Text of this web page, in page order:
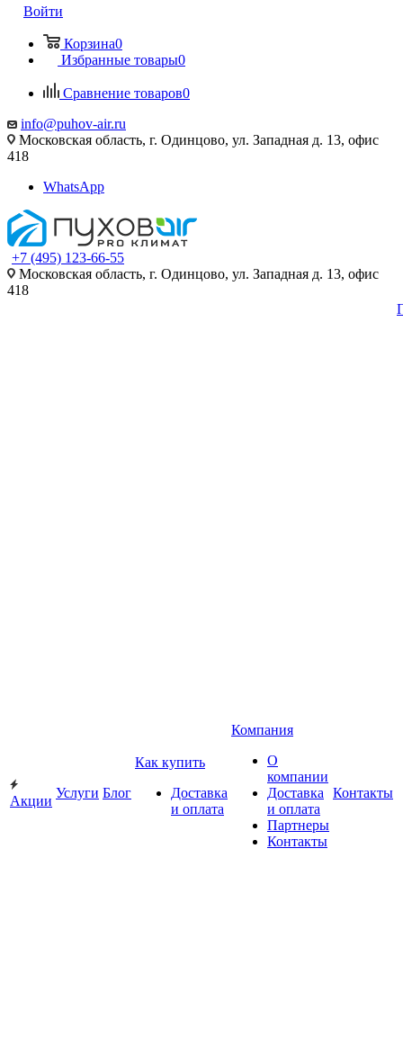
Войти
Корзина0
Избранные товары0
Сравнение товаров0
info@puhov-air.ru
Московская область, г. Одинцово, ул. Западная д. 13, офис
418
WhatsApp
+7 (495) 123-66-55
Московская область, г. Одинцово, ул. Западная д. 13, офис
418
Акции
Услуги Блог
Как купить
Доставка
и оплата
Компания
О
компании
Доставка
и оплата
Партнеры
Контакты
Контакты